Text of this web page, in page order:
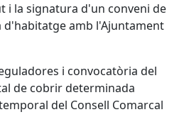
i la signatura d'un conveni de
d'habitatge amb l'Ajuntament
i convocatòria del
de cobrir determinada
del Consell Comarcal